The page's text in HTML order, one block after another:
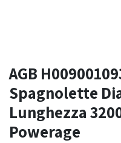
AGB
Spagnolette
Lunghezza
Powerage